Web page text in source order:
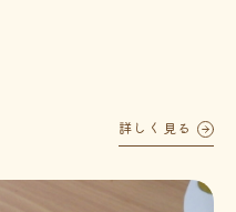
詳しく見る